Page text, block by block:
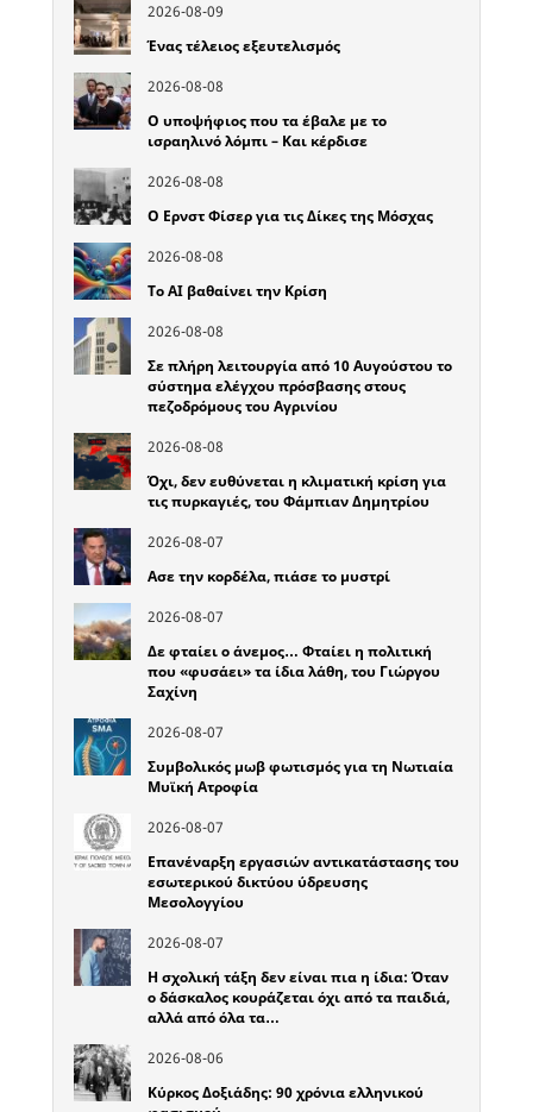
2026-08-09
Ένας τέλειος εξευτελισμός
2026-08-08
Ο υποψήφιος που τα έβαλε με το
ισραηλινό λόμπι – Και κέρδισε
2026-08-08
Ο Ερνστ Φίσερ για τις Δίκες της Μόσχας
2026-08-08
Το ΑΙ βαθαίνει την Κρίση
2026-08-08
Σε πλήρη λειτουργία από 10 Αυγούστου το
σύστημα ελέγχου πρόσβασης στους
πεζοδρόμους του Αγρινίου
2026-08-08
Όχι, δεν ευθύνεται η κλιματική κρίση για
τις πυρκαγιές, του Φάμπιαν Δημητρίου
2026-08-07
Ασε την κορδέλα, πιάσε το μυστρί
2026-08-07
Δε φταίει ο άνεμος… Φταίει η πολιτική
που «φυσάει» τα ίδια λάθη, του Γιώργου
Σαχίνη
2026-08-07
Συμβολικός μωβ φωτισμός για τη Νωτιαία
Μυϊκή Ατροφία
2026-08-07
Επανέναρξη εργασιών αντικατάστασης του
εσωτερικού δικτύου ύδρευσης
Μεσολογγίου
2026-08-07
Η σχολική τάξη δεν είναι πια η ίδια: Όταν
ο δάσκαλος κουράζεται όχι από τα παιδιά,
αλλά από όλα τα…
2026-08-06
Κύρκος Δοξιάδης: 90 χρόνια ελληνικού